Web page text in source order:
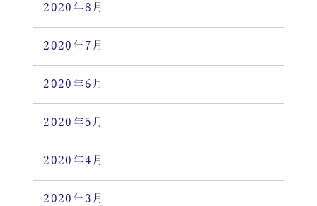
2020年8月
2020年7月
2020年6月
2020年5月
2020年4月
2020年3月